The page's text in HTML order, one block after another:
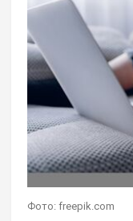
Фото: freepik.com